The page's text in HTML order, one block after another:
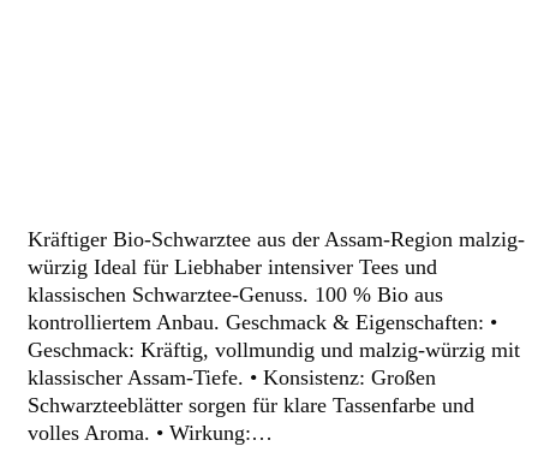
Kräftiger Bio-Schwarztee aus der Assam-Region malzig-
würzig Ideal für Liebhaber intensiver Tees und
klassischen Schwarztee-Genuss. 100 % Bio aus
kontrolliertem Anbau. Geschmack & Eigenschaften: •
Geschmack: Kräftig, vollmundig und malzig-würzig mit
klassischer Assam-Tiefe. • Konsistenz: Großen
Schwarzteeblätter sorgen für klare Tassenfarbe und
volles Aroma. • Wirkung:…